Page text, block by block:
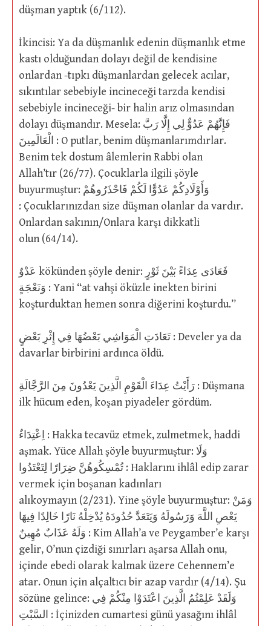
düşman yaptık (6/112).
İkincisi: Ya da düşmanlık edenin düşmanlık etme
kastı olduğundan dolayı değil de kendisine
onlardan -tıpkı düşmanlardan gelecek acılar,
sıkıntılar sebebiyle incineceği tarzda kendisi
sebebiyle incineceği- bir halin arız olmasından
dolayı düşmandır. Mesela: فَإِنَّهُمْ عَدُوٌّ لِي إِلَّا رَبَّ
الْعَالَمِينَ : O putlar, benim düşmanlarımdırlar.
Benim tek dostum âlemlerin Rabbi olan
Allah’tır (26/77). Çocuklarla ilgili şöyle
buyurmuştur: وَأَوْلَادِكُمْ عَدُوًّا لَكُمْ فَاحْذَرُوهُمْ
: Çocuklarınızdan size düşman olanlar da vardır.
Onlardan sakının/Onlara karşı dikkatli
olun (64/14).
عَدْوٌ kökünden şöyle denir: فَعَادَى عِدَاءً بَيْنَ ثَوْرٍ
وَنَعْجَةٍ : Yani “at vahşi öküzle inekten birini
koşturduktan hemen sonra diğerini koşturdu.”
تَعَادَتِ الْمَوَاشِي بَعْضُهَا فِي إِثْرِ بَعْضٍ : Develer ya da
davarlar birbirini ardınca öldü.
رَأَيْتُ عِدَاءَ الْقَوْمِ الَّذِينَ يَعْدُونَ مِنَ الرَّجَّالَةِ : Düşmana
ilk hücum eden, koşan piyadeler gördüm.
اِعْتِدَاءٌ : Hakka tecavüz etmek, zulmetmek, haddi
aşmak. Yüce Allah şöyle buyurmuştur: وَلَا
تُمْسِكُوهُنَّ ضِرَارًا لِتَعْتَدُوا : Haklarını ihlâl edip zarar
vermek için boşanan kadınları
alıkoymayın (2/231). Yine şöyle buyurmuştur: وَمَنْ
يَعْصِ اللَّهَ وَرَسُولَهُ وَيَتَعَدَّ حُدُودَهُ يُدْخِلْهُ نَارًا خَالِدًا فِيهَا
وَلَهُ عَذَابٌ مُهِينٌ : Kim Allah’a ve Peygamber’e karşı
gelir, O’nun çizdiği sınırları aşarsa Allah onu,
içinde ebedi olarak kalmak üzere Cehennem’e
atar. Onun için alçaltıcı bir azap vardır (4/14). Şu
sözüne gelince: وَلَقَدْ عَلِمْتُمُ الَّذِينَ اعْتَدَوْا مِنْكُمْ فِي
السَّبْتِ : İçinizden cumartesi günü yasağını ihlâl